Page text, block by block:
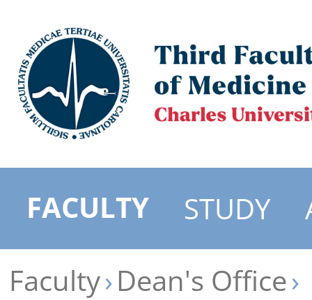
FACULTY STUDY
Faculty Dean's Office